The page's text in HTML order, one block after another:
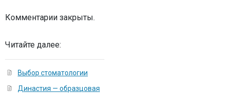
Комментарии закрыты.
Читайте далее:
Выбор стоматологии
Династия — образцовая